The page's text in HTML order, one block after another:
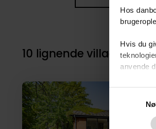
Hos
Hvis du
anvende
Ved at
10 lignende villaer i